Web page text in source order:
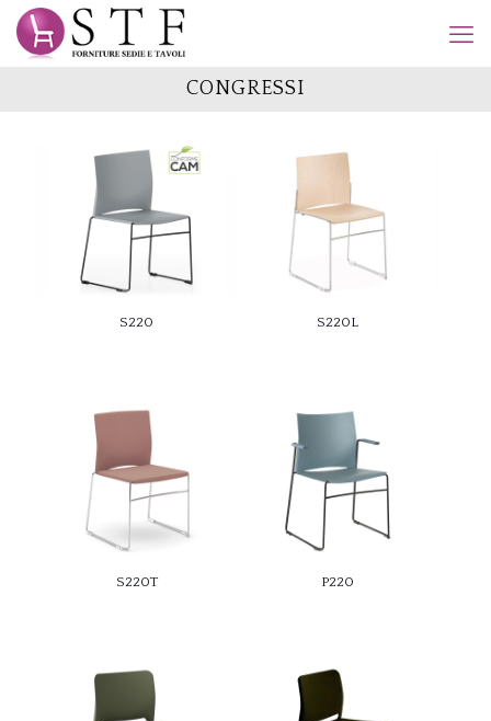
CONGRESSI
S220 S220L
S220T P220